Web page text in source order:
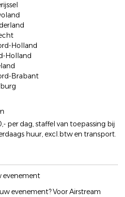
Holland
Holland
Brabant
per dag, staffel van toepassing bij
huur, excl.btw en transport.
evenement
evenement? Voor Airstream